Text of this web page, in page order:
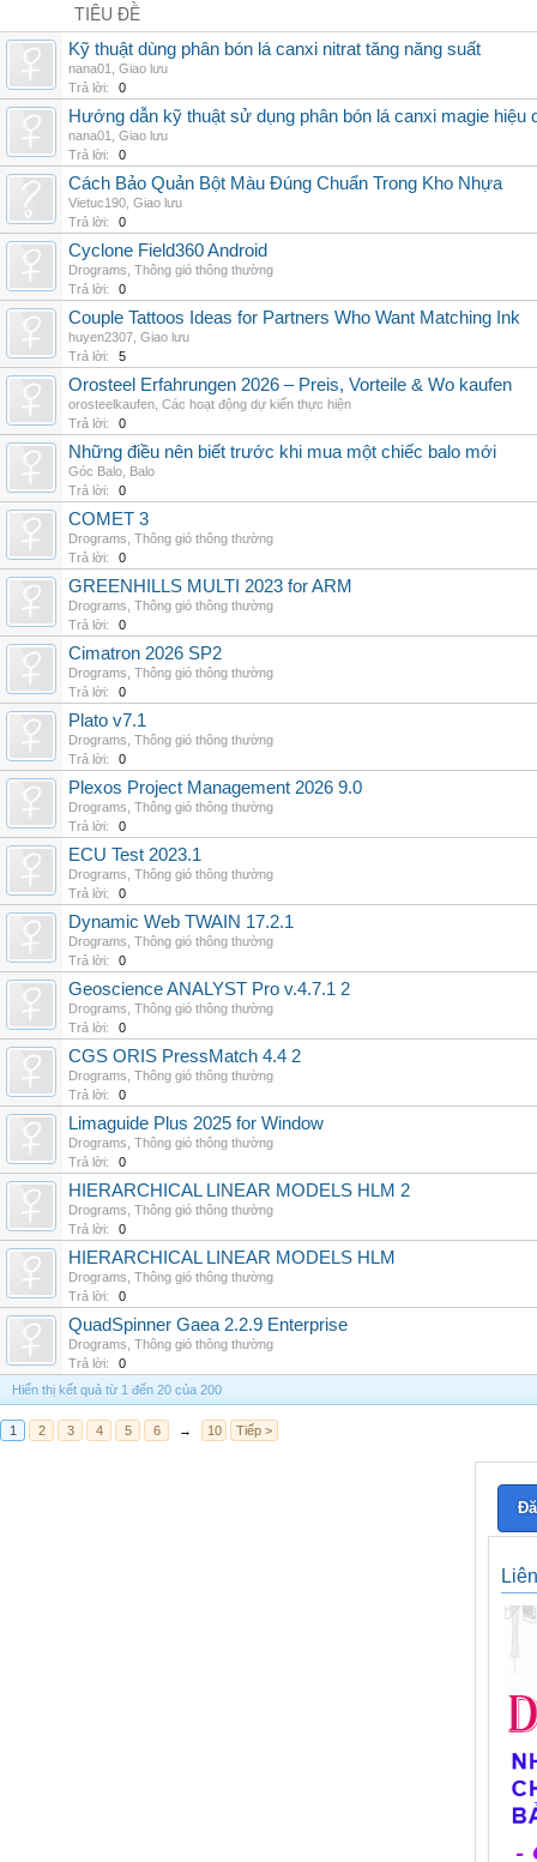
TIÊU ĐỀ
Kỹ thuật dùng phân bón lá canxi nitrat tăng năng suất
nana01
Giao lưu
Trả lời:
0
Hướng dẫn kỹ thuật sử dụng phân bón lá canxi magie hiệu
nana01
Giao lưu
Trả lời:
0
Cách Bảo Quản Bột Màu Đúng Chuẩn Trong Kho Nhựa
Vietuc190 Giao lưu
Trả lời:
0
Cyclone Field360 Android
Drograms Thông gió thông thường
Trả lời:
0
Couple Tattoos Ideas for Partners Who Want Matching Ink
huyen2307 Giao lưu
Trả lời:
5
Orosteel Erfahrungen 2026 – Preis, Vorteile & Wo kaufen
orosteelkaufen Các hoạt động dự kiến thực hiện
Trả lời:
0
Những điều nên biết trước khi mua một chiếc balo mới
Góc Balo Balo
Trả lời:
0
COMET 3
Drograms Thông gió thông thường
Trả lời:
0
GREENHILLS MULTI 2023 for ARM
Drograms Thông gió thông thường
Trả lời:
0
Cimatron 2026 SP2
Drograms Thông gió thông thường
Trả lời:
0
Plato v7.1
Drograms Thông gió thông thường
Trả lời:
0
Plexos Project Management 2026 9.0
Drograms Thông gió thông thường
Trả lời:
0
ECU Test 2023.1
Drograms Thông gió thông thường
Trả lời:
0
Dynamic Web TWAIN 17.2.1
Drograms Thông gió thông thường
Trả lời:
0
Geoscience ANALYST Pro v.4.7.1 2
Drograms Thông gió thông thường
Trả lời:
0
CGS ORIS PressMatch 4.4 2
Drograms Thông gió thông thường
Trả lời:
0
Limaguide Plus 2025 for Window
Drograms Thông gió thông thường
Trả lời:
0
HIERARCHICAL LINEAR MODELS HLM 2
Drograms Thông gió thông thường
Trả lời:
0
HIERARCHICAL LINEAR MODELS HLM
Drograms Thông gió thông thường
Trả lời:
0
QuadSpinner Gaea 2.2.9 Enterprise
Drograms Thông gió thông thường
Trả lời:
0
Hiển thị kết quả từ 1 đến 20 của 200
1 2 3 4 5 6 → 10 Tiếp >